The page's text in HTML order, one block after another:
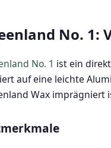
No. 1:
No. 1 ist ein
auf eine leichte
Wax imprägniert